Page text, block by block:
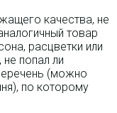
качества, не
товар
расцветки или
не попал ли
(можно
по которому